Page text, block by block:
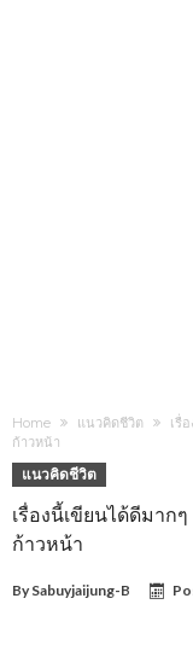
Home แนวคิดชีวิต
เรื่
ก้าวหน้า
แนวคิดชีวิต
เรื่องนี้เขียนได้ดีมา
ก้าวหน้า
By Sabuyjaijung-B